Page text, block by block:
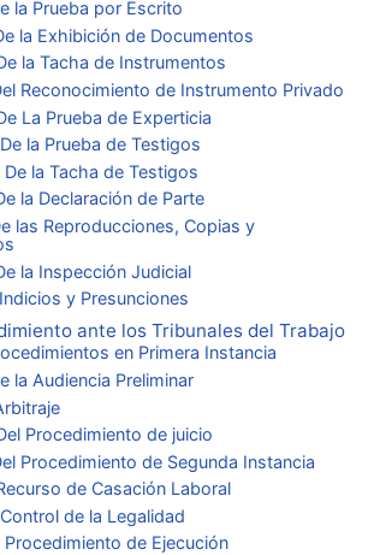
la Prueba por Escrito
la Exhibición de Documentos
la Tacha de Instrumentos
Reconocimiento de Instrumento Privado
La Prueba de Experticia
la Prueba de Testigos
la Tacha de Testigos
la Declaración de Parte
las Reproducciones, Copias y
la Inspección Judicial
y Presunciones
ante los Tribunales del Trabajo
en Primera Instancia
la Audiencia Preliminar
Procedimiento de juicio
Procedimiento de Segunda Instancia
de Casación Laboral
de la Legalidad
Procedimiento de Ejecución